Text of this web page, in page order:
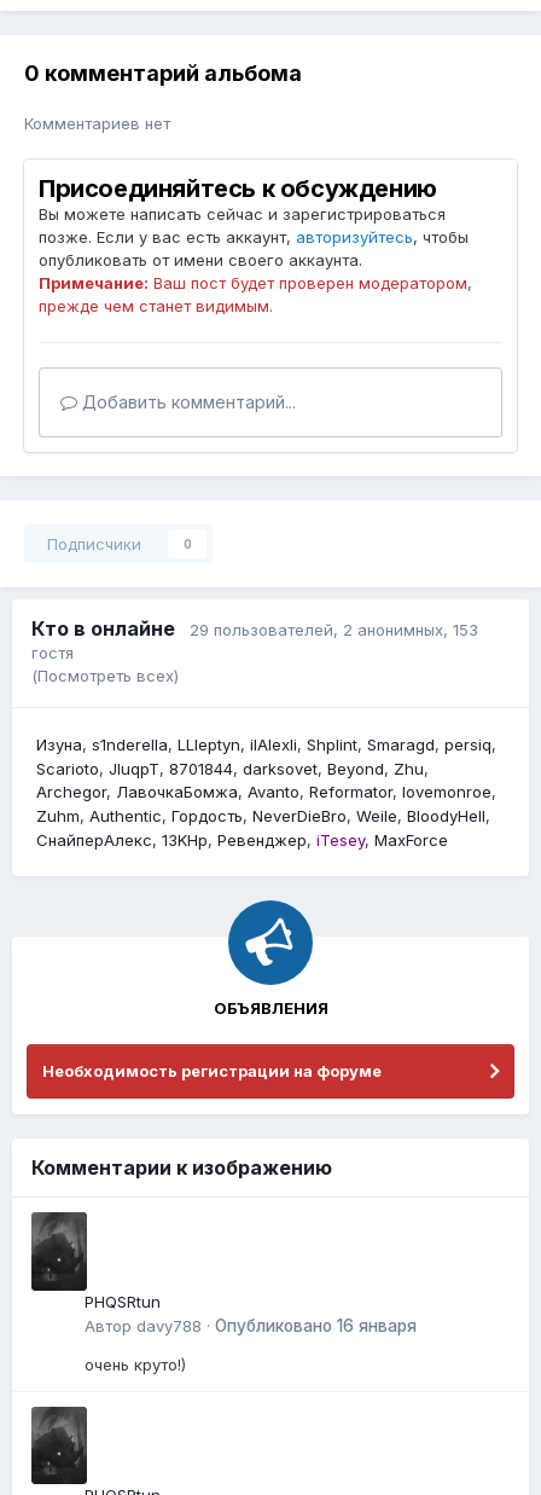
0 комментарий альбома
Комментариев нет
Присоединяйтесь к обсуждению
Вы можете написать сейчас и зарегистрироваться
позже. Если у вас есть аккаунт, авторизуйтесь, чтобы
опубликовать от имени своего аккаунта.
Примечание: Ваш пост будет проверен модератором,
прежде чем станет видимым.
Добавить комментарий...
Подписчики 0
Кто в онлайне 29 пользователей, 2 анонимных, 153
гостя
(Посмотреть всех)
Изyна s1nderella LLIeptyn ilAlexli Shplint Smaragd persiq
Scarioto JIuqpT 8701844 darksovet Beyond
Zhu
Archegor ЛавочкаБомжа Avanto Reformator lovemonroe
Zuhm Authentic Гордость NeverDieBro Weile BloodyHell
СнайперАлекс 13KHp Ревенджер iTesey MaxForce
ОБЪЯВЛЕНИЯ
Необходимость регистрации на форуме
Комментарии к изображению
PHQSRtun
Автор davy788 · Опубликовано 16 января
очень круто!)